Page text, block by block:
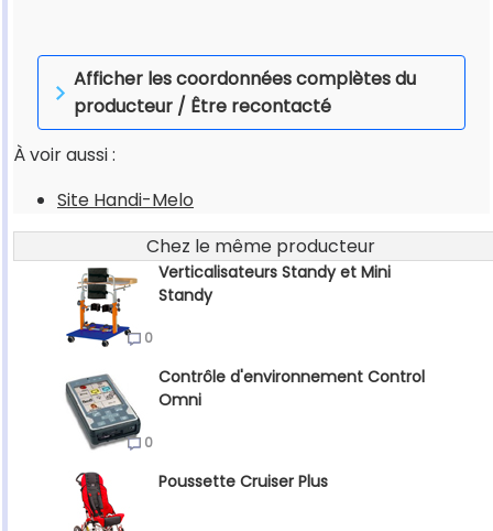
Afficher les coordonnées complètes du
producteur / Être recontacté
À voir aussi :
Site Handi-Melo
Chez le même producteur
Verticalisateurs Standy et Mini
Standy
0
Contrôle d'environnement Control
Omni
0
Poussette Cruiser Plus